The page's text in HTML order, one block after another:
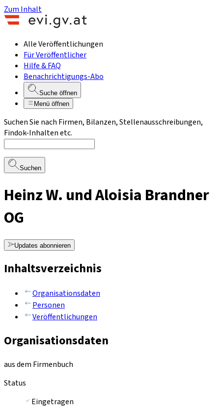
Zum Inhalt
Alle Veröffentlichungen
Für Veröffentlicher
Hilfe & FAQ
Benachrichtigungs-Abo
Suche öffnen
Menü öffnen
Suchen Sie nach Firmen, Bilanzen, Stellenausschreibungen,
Findok-Inhalten etc.
Suchen
Heinz W. und Aloisia Brandner
OG
Updates abonnieren
Inhaltsverzeichnis
Organisationsdaten
Personen
Veröffentlichungen
Organisationsdaten
aus dem Firmenbuch
Status
Eingetragen